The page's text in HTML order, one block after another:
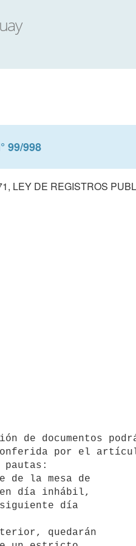
99/998
LEY DE REGISTROS
por el
de la mesa de
quedarán